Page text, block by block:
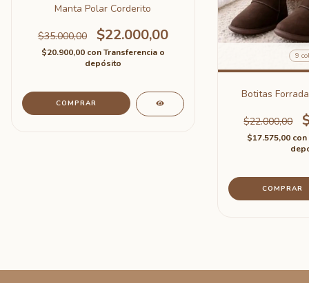
Manta Polar Corderito
$35.000,00 $22.000,00
$20.900,00 conTransferencia o
depósito
COMPRAR
9
Botitas
$22.000,00
$17.575,00 con
COMPRAR